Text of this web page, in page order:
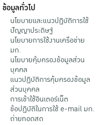
ข้อมูลทั่วไป
นโยบายและแนวปฏิบัติการใช้
ปัญญาประดิษฐ์
นโยบายการใช้งานเครือข่าย
มก.
นโยบายคุ้มครองข้อมูลส่วน
บุคคล
แนวปฏิบัติการคุ้มครองข้อมูล
ส่วนบุคคล
การเข้าใช้อินเตอร์เน็ต
ข้อปฏิบัติในการใช้ e-mail มก.
ถ่ายทอดสด